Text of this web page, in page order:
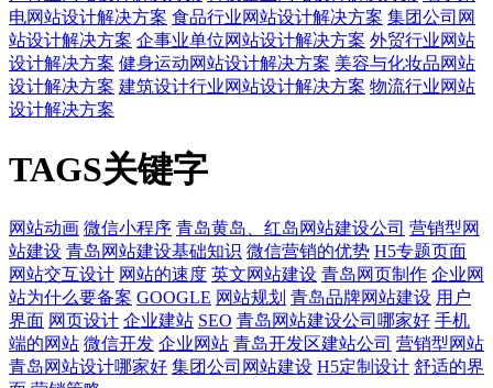
电网站设计解决方案 食品行业网站设计解决方案 集团公司网
站设计解决方案 企事业单位网站设计解决方案 外贸行业网站
设计解决方案 健身运动网站设计解决方案 美容与化妆品网站
设计解决方案 建筑设计行业网站设计解决方案 物流行业网站
设计解决方案
TAGS关键字
网站动画 微信小程序 青岛黄岛、红岛网站建设公司 营销型网
站建设 青岛网站建设基础知识 微信营销的优势 H5专题页面
网站交互设计 网站的速度 英文网站建设 青岛网页制作 企业网
站为什么要备案 GOOGLE 网站规划 青岛品牌网站建设 用户
界面 网页设计 企业建站 SEO 青岛网站建设公司哪家好 手机
端的网站 微信开发 企业网站 青岛开发区建站公司 营销型网站
青岛网站设计哪家好 集团公司网站建设 H5定制设计 舒适的界